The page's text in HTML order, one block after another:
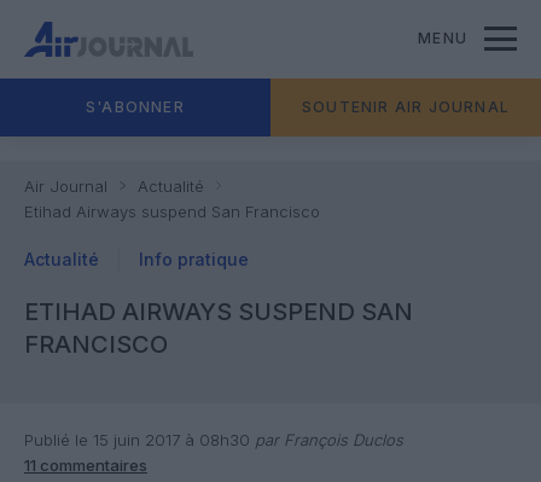
MENU
S'ABONNER SOUTENIR AIR JOURNAL
Air Journal
Actualité
Etihad Airways suspend San Francisco
Actualité Info pratique
ETIHAD AIRWAYS SUSPEND SAN
FRANCISCO
Publié le 15 juin 2017 à 08h30 par François Duclos
11 commentaires